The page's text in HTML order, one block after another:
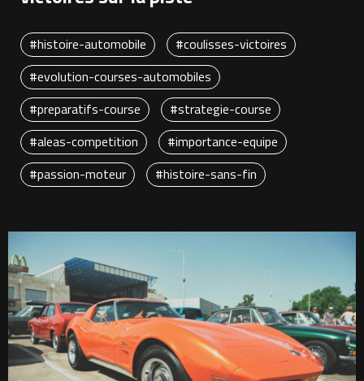
#histoire-automobile
#coulisses-victoires
#evolution-courses-automobiles
#preparatifs-course
#strategie-course
#aleas-competition
#importance-equipe
#passion-moteur
#histoire-sans-fin